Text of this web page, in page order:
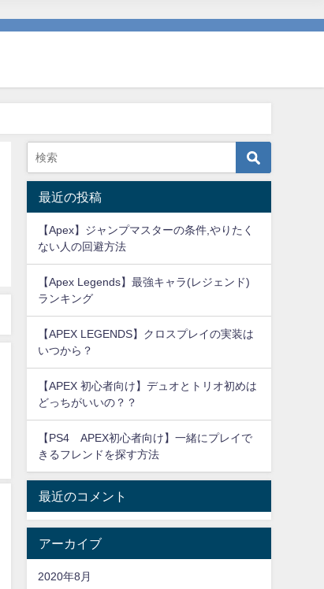
最近の投稿
【Apex】ジャンプマスターの条件,やりたく
ない人の回避方法
【Apex Legends】最強キャラ(レジェンド)
ランキング
【APEX LEGENDS】クロスプレイの実装は
いつから？
【APEX 初心者向け】デュオとトリオ初めは
どっちがいいの？？
【PS4 APEX初心者向け】一緒にプレイで
きるフレンドを探す方法
最近のコメント
アーカイブ
2020年8月